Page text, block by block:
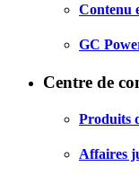
Contenu
GC
Centre de
Produits
Affaires